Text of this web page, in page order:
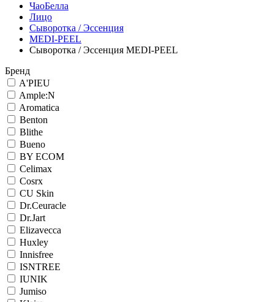
ЧаоБелла
Лицо
Сыворотка / Эссенция
MEDI-PEEL
Сыворотка / Эссенция MEDI-PEEL
Бренд
A'PIEU
Ample:N
Aromatica
Benton
Blithe
Bueno
BY ECOM
Celimax
Cosrx
CU Skin
Dr.Ceuracle
Dr.Jart
Elizavecca
Huxley
Innisfree
ISNTREE
IUNIK
Jumiso